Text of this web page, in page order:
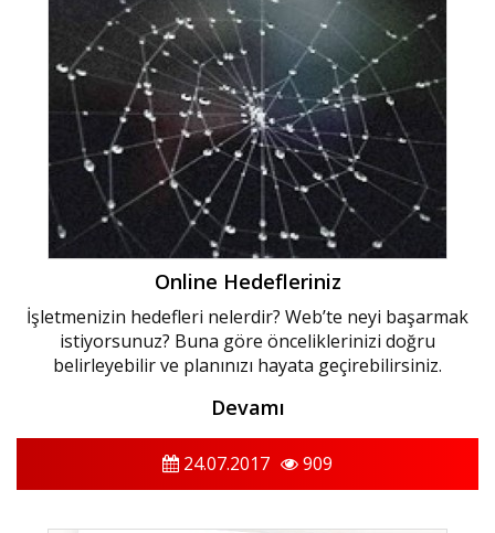
Online Hedefleriniz
İşletmenizin hedefleri nelerdir? Web’te neyi başarmak
istiyorsunuz? Buna göre önceliklerinizi doğru
belirleyebilir ve planınızı hayata geçirebilirsiniz.
Devamı
24.07.2017 909